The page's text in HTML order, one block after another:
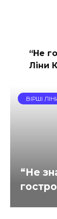
“Не
Ліни
ВІРШІ
“Не